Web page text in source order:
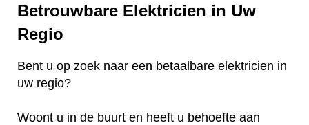
Betrouwbare Elektricien in Uw
Regio
Bent u op zoek naar een betaalbare elektricien in
uw regio?
Woont u in de buurt en heeft u behoefte aan